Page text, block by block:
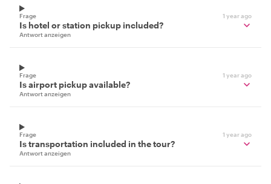
Frage 1 year ago
Is hotel or station pickup included?
Antwort anzeigen
Frage 1 year ago
Is airport pickup available?
Antwort anzeigen
Frage 1 year ago
Is transportation included in the tour?
Antwort anzeigen